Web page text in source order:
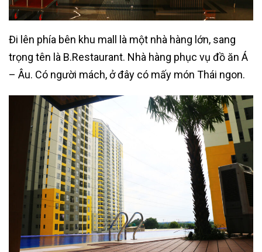
Đi lên phía bên khu mall là một nhà hàng lớn, sang
trọng tên là B.Restaurant. Nhà hàng phục vụ đồ ăn Á
– Âu. Có người mách, ở đây có mấy món Thái ngon.